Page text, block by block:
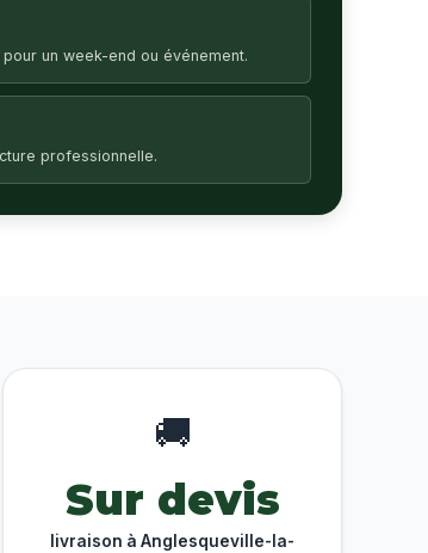
un week-end ou événement.
professionnelle.
🚚
Sur devis
livraison à Anglesqueville-la-